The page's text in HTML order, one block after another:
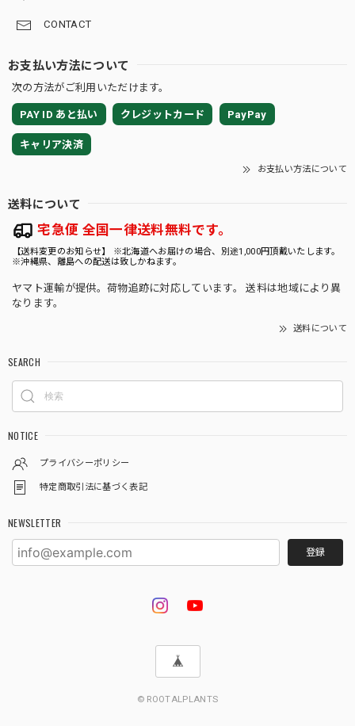
CONTACT
お支払い方法について
次の方法がご利用いただけます。
PAY ID あと払い クレジットカード PayPay
キャリア決済
お支払い方法について
送料について
宅急便 全国一律送料無料です。
【送料変更のお知らせ】 ※北海道へお届けの場合、別途1,000円頂戴いたします。
※沖縄県、離島への配送は致しかねます。
ヤマト運輸が提供。荷物追跡に対応しています。 送料は地域により異
なります。
送料について
SEARCH
NOTICE
プライバシーポリシー
特定商取引法に基づく表記
NEWSLETTER
登録
© ROOTALPLANTS